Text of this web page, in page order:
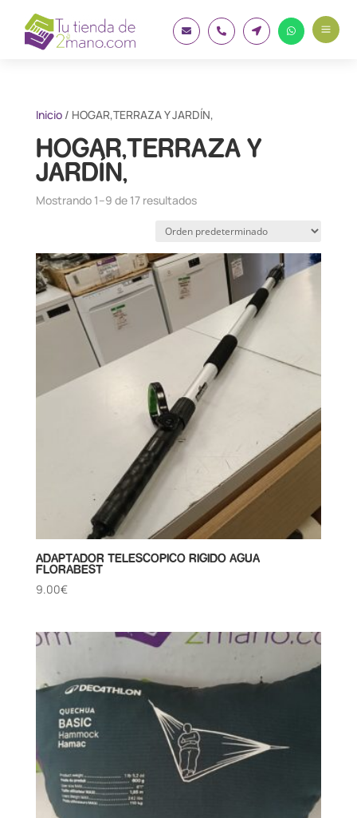
    a
Inicio/ HOGAR,TERRAZA Y JARDÍN,
HOGAR,TERRAZA Y
JARDÍN,
Mostrando 1–9 de 17 resultados
ADAPTADOR TELESCOPICO RIGIDO AGUA
FLORABEST
9.00€